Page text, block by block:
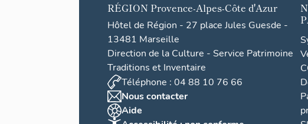
RÉGION Provence-Alpes-Côte d'Azur
Hôtel de Région - 27 place Jules Guesde -
13481 Marseille
Direction de la Culture - Service Patrimoine
Traditions et Inventaire
Téléphone : 04 88 10 76 66
Nous contacter
Aide